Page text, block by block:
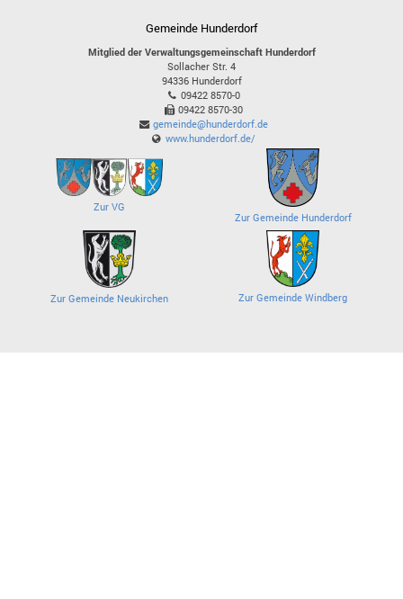
Gemeinde Hunderdorf
Mitglied der Verwaltungsgemeinschaft Hunderdorf
Sollacher Str. 4
94336 Hunderdorf
09422 8570-0
09422 8570-30
gemeinde@hunderdorf.de
www.hunderdorf.de/
Zur VG
Zur Gemeinde Hunderdorf
Zur Gemeinde Neukirchen Zur Gemeinde Windberg